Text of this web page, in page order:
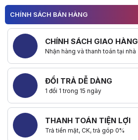
CHÍNH SÁCH BÁN HÀNG
CHÍNH SÁCH GIAO HÀNG
Nhận hàng và thanh toán tại nhà
ĐỔI TRẢ DỄ DÀNG
1 đổi 1 trong 15 ngày
THANH TOÁN TIỆN LỢI
Trả tiền mặt, CK, trả góp 0%